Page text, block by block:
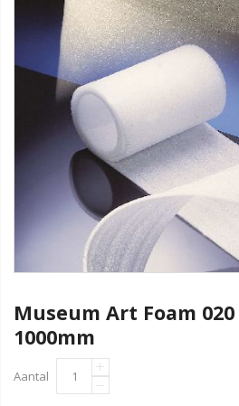
Museum Art Foam
1000mm
Aantal